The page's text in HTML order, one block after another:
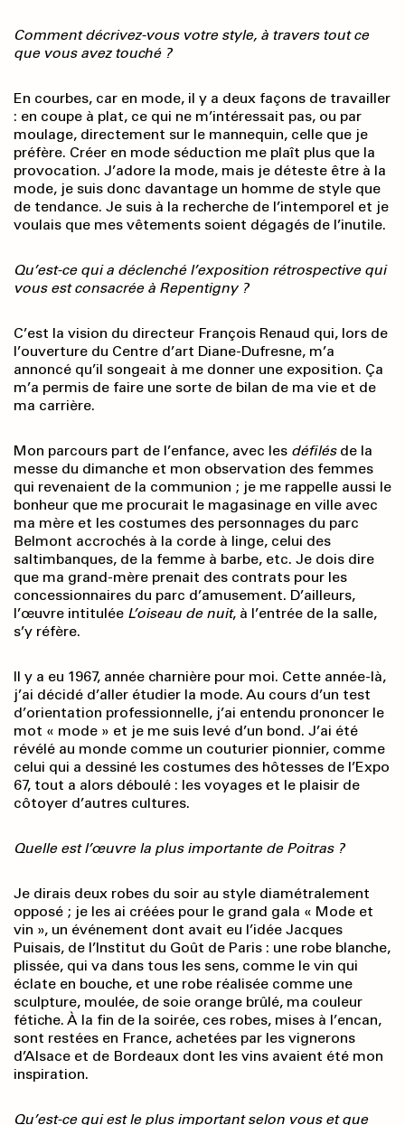
Comment décrivez-vous votre style, à travers tout ce
que vous avez touché ?
En courbes, car en mode, il y a deux façons de travailler
: en coupe à plat, ce qui ne m’intéressait pas, ou par
moulage, directement sur le mannequin, celle que je
préfère. Créer en mode séduction me plaît plus que la
provocation. J’adore la mode, mais je déteste être à la
mode, je suis donc davantage un homme de style que
de tendance. Je suis à la recherche de l’intemporel et je
voulais que mes vêtements soient dégagés de l’inutile.
Qu’est-ce qui a déclenché l’exposition rétrospective qui
vous est consacrée à Repentigny ?
C’est la vision du directeur François Renaud qui, lors de
l’ouverture du Centre d’art Diane-Dufresne, m’a
annoncé qu’il songeait à me donner une exposition. Ça
m’a permis de faire une sorte de bilan de ma vie et de
ma carrière.
Mon parcours part de l’enfance, avec les défilésde la
messe du dimanche et mon observation des femmes
qui revenaient de la communion ; je me rappelle aussi le
bonheur que me procurait le magasinage en ville avec
ma mère et les costumes des personnages du parc
Belmont accrochés à la corde à linge, celui des
saltimbanques, de la femme à barbe, etc. Je dois dire
que ma grand-mère prenait des contrats pour les
concessionnaires du parc d’amusement. D’ailleurs,
l’œuvre intitulée L’oiseau de nuit, à l’entrée de la salle,
s’y réfère.
Il y a eu 1967, année charnière pour moi. Cette année-là,
j’ai décidé d’aller étudier la mode. Au cours d’un test
d’orientation professionnelle, j’ai entendu prononcer le
mot « mode » et je me suis levé d’un bond. J’ai été
révélé au monde comme un couturier pionnier, comme
celui qui a dessiné les costumes des hôtesses de l’Expo
67, tout a alors déboulé : les voyages et le plaisir de
côtoyer d’autres cultures.
Quelle est l’œuvre la plus importante de Poitras ?
Je dirais deux robes du soir au style diamétralement
opposé ; je les ai créées pour le grand gala « Mode et
vin », un événement dont avait eu l’idée Jacques
Puisais, de l’Institut du Goût de Paris : une robe blanche,
plissée, qui va dans tous les sens, comme le vin qui
éclate en bouche, et une robe réalisée comme une
sculpture, moulée, de soie orange brûlé, ma couleur
fétiche. À la fin de la soirée, ces robes, mises à l’encan,
sont restées en France, achetées par les vignerons
d’Alsace et de Bordeaux dont les vins avaient été mon
inspiration.
Qu’est-ce qui est le plus important selon vous et que